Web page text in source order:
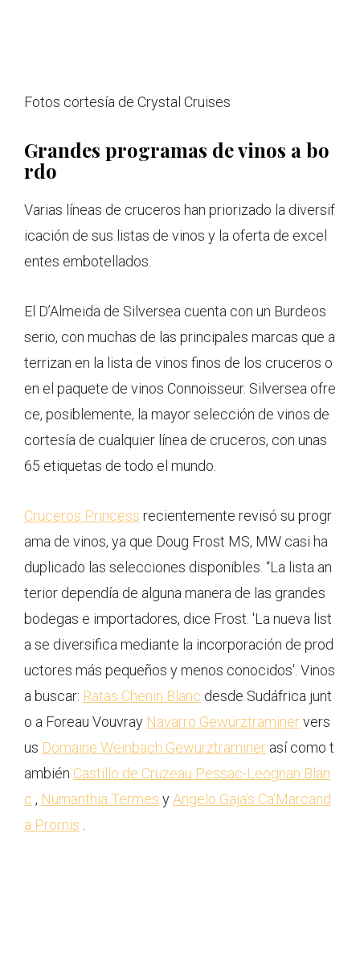
Fotos cortesía de Crystal Cruises
Grandes programas de vinos a bo
rdo
Varias líneas de cruceros han priorizado la diversif
icación de sus listas de vinos y la oferta de excel
entes embotellados.
El D’Almeida de Silversea cuenta con un Burdeos
serio, con muchas de las principales marcas que a
terrizan en la lista de vinos finos de los cruceros o
en el paquete de vinos Connoisseur. Silversea ofre
ce, posiblemente, la mayor selección de vinos de
cortesía de cualquier línea de cruceros, con unas
65 etiquetas de todo el mundo.
Cruceros Princess recientemente revisó su progr
ama de vinos, ya que Doug Frost MS, MW casi ha
duplicado las selecciones disponibles. “La lista an
terior dependía de alguna manera de las grandes
bodegas e importadores, dice Frost. 'La nueva list
a se diversifica mediante la incorporación de prod
uctores más pequeños y menos conocidos'. Vinos
a buscar: Ratas Chenin Blanc desde Sudáfrica junt
o a Foreau Vouvray Navarro Gewürztraminervers
us Domaine Weinbach Gewurztraminer así como t
ambién Castillo de Cruzeau Pessac-Leognan Blan
c , Numanthia Termes yAngelo Gaja’s Ca’Marcand
a Promis